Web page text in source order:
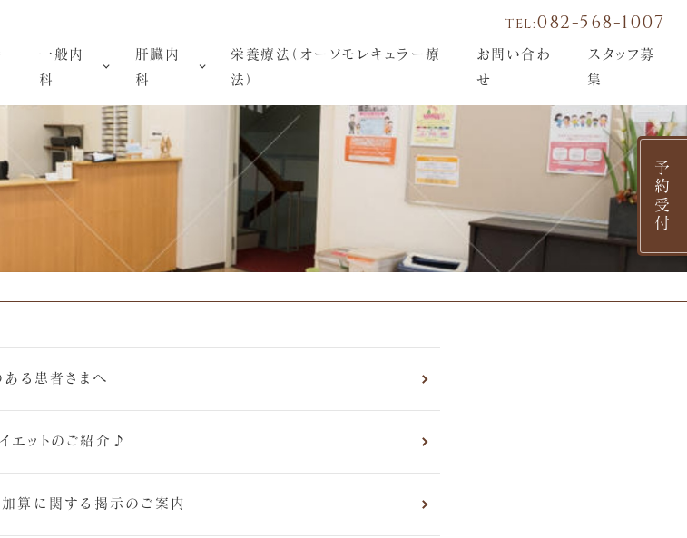
TEL:082-568-1007
一般内
科
肝臓内
科
栄養療法（オーソモレキュラー療
法）
お問い合わ
せ
スタッフ募
集
る患者さまへ
ットのご紹介♪
算に関する掲示のご案内
予約受付